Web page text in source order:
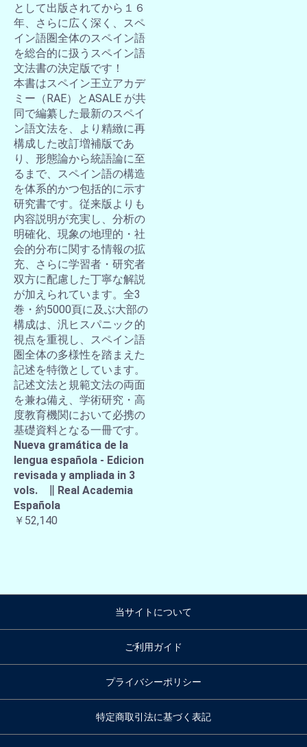
として出版されてから１６
年、さらに広く深く、スペ
イン語圏全体のスペイン語
を総合的に扱うスペイン語
文法書の決定版です！
本書はスペイン王立アカデ
ミー（RAE）とASALE が共
同で編纂した最新のスペイ
ン語文法を、より精緻に再
構成した改訂増補版であ
り、形態論から統語論に至
るまで、スペイン語の構造
を体系的かつ包括的に示す
研究書です。従来版よりも
内容説明が充実し、分析の
明確化、現象の地理的・社
会的分布に関する情報の拡
充、さらに学習者・研究者
双方に配慮した丁寧な解説
が加えられています。全3
巻・約5000頁に及ぶ大部の
構成は、汎ヒスパニック的
視点を重視し、スペイン語
圏全体の多様性を踏まえた
記述を特徴としています。
記述文法と規範文法の両面
を兼ね備え、学術研究・高
度教育機関において必携の
基礎資料となる一冊です。
Nueva gramática de la
lengua española - Edicion
revisada y ampliada in 3
vols. ∥ Real Academia
Española
￥52,140
当サイトについて
ご利用ガイド
プライバシーポリシー
特定商取引法に基づく表記